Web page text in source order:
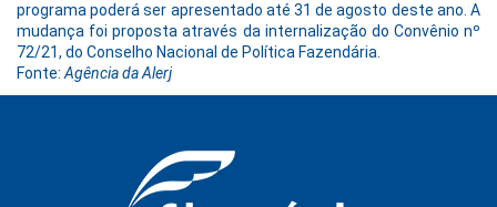
programa poderá ser apresentado até 31 de agosto deste ano. A
mudança foi proposta através da internalização do Convênio nº
72/21, do Conselho Nacional de Política Fazendária.
Fonte: Agência da Alerj